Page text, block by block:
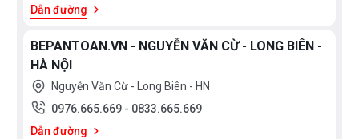
Dẫn đường
BEPANTOAN.VN - NGUYỄN VĂN CỪ - LONG BIÊN -
HÀ NỘI
Nguyễn Văn Cừ - Long Biên - HN
0976.665.669 - 0833.665.669
Dẫn đường